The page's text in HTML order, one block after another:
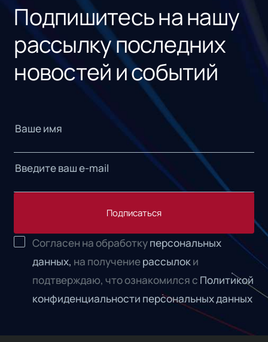
Подпишитесь на нашу
рассылку последних
новостей и событий
Подписаться
Согласен на обработкуперсональных
данных, на получениерассылоки
подтверждаю, что ознакомился с Политикой
конфиденциальности персональных данных